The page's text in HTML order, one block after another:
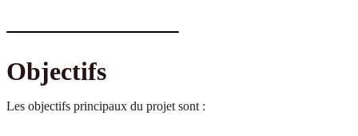
Objectifs
Les objectifs principaux du projet sont :